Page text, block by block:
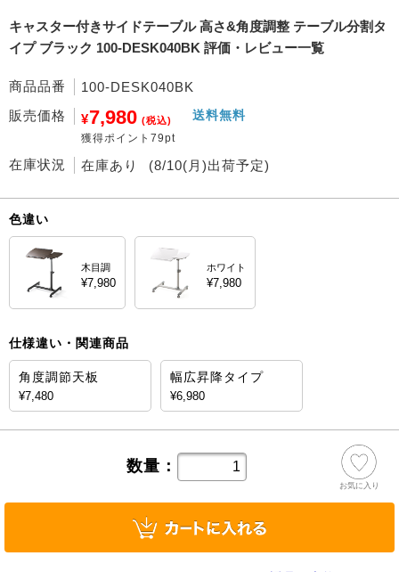
キャスター付きサイドテーブル 高さ&角度調整 テーブル分割タ
イプ ブラック 100-DESK040BK 評価・レビュー一覧
商品品番
100-DESK040BK
販売価格
¥7,980 (税込)
獲得ポイント79pt
送料無料
在庫状況 在庫あり (8/10(月)出荷予定)
色違い
木目調
¥7,980
ホワイト
¥7,980
仕様違い・関連商品
角度調節天板
¥7,480
幅広昇降タイプ
¥6,980
数量：
お気に入り